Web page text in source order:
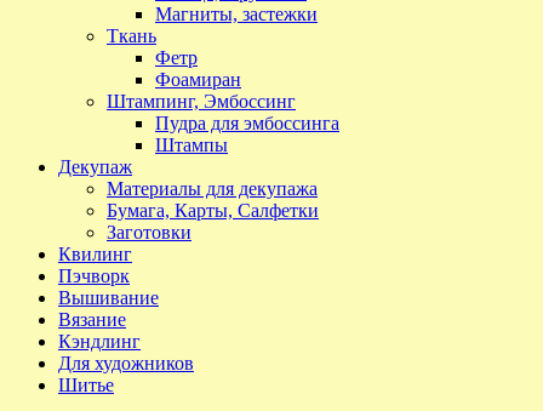
Магниты, застежки
Ткань
Фетр
Фоамиран
Штампинг, Эмбоссинг
Пудра для эмбоссинга
Штампы
Декупаж
Материалы для декупажа
Бумага, Карты, Салфетки
Заготовки
Квилинг
Пэчворк
Вышивание
Вязание
Кэндлинг
Для художников
Шитье